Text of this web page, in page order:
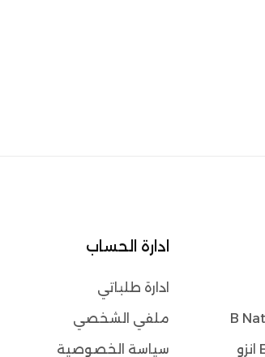
ادارة الحساب
ادارة طلباتي
ملفي الشخصي
سياسة الخصوصية